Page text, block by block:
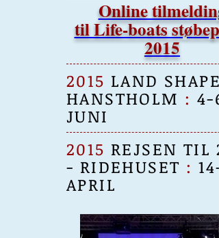
Online tilmelding
til Life-boats
2015
2015 LAND SHAPE
HANSTHOLM : 4-6
JUNI
2015 REJSEN TIL
- RIDEHUSET :
APRIL